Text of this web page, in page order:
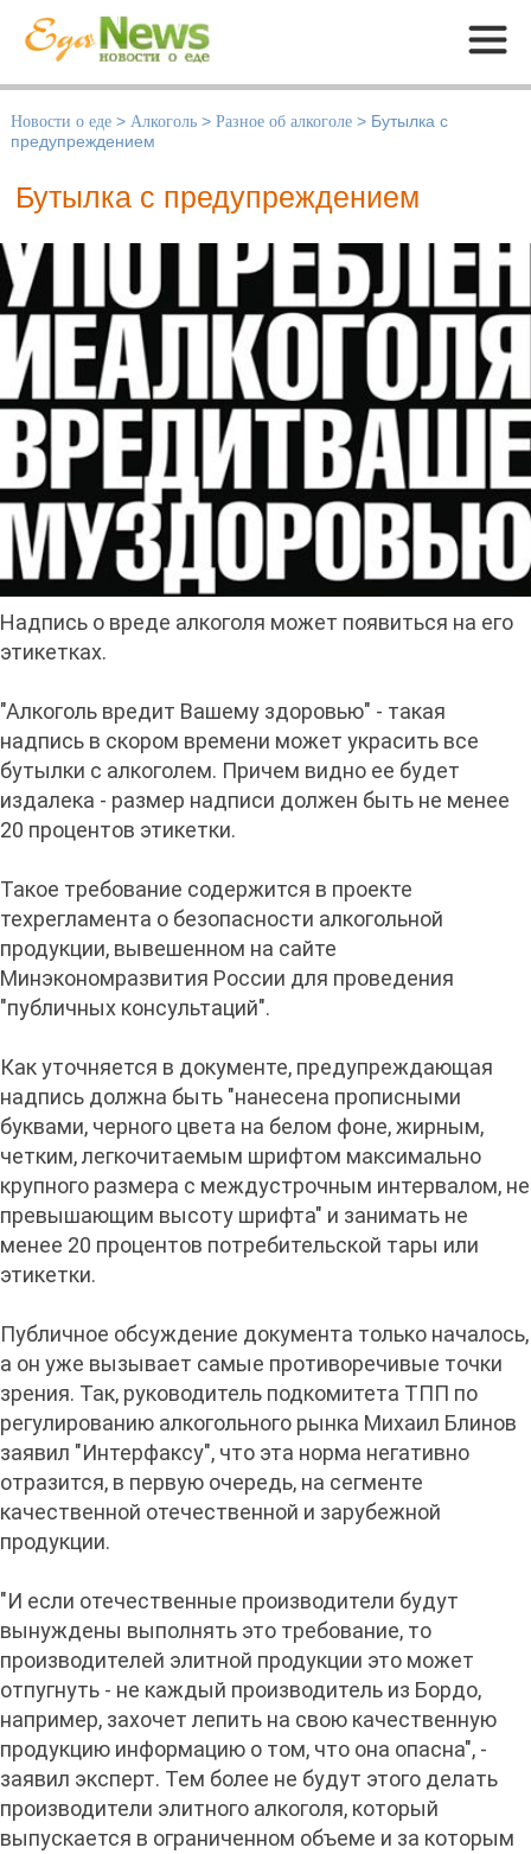
Меню
Новости о еде > Алкоголь > Разное об алкоголе > Бутылка с
предупреждением
Бутылка с предупреждением
Надпись о вреде алкоголя может появиться на его
этикетках.
"Алкоголь вредит Вашему здоровью" - такая
надпись в скором времени может украсить все
бутылки с алкоголем. Причем видно ее будет
издалека - размер надписи должен быть не менее
20 процентов этикетки.
Такое требование содержится в проекте
техрегламента о безопасности алкогольной
продукции, вывешенном на сайте
Минэкономразвития России для проведения
"публичных консультаций".
Как уточняется в документе, предупреждающая
надпись должна быть "нанесена прописными
буквами, черного цвета на белом фоне, жирным,
четким, легкочитаемым шрифтом максимально
крупного размера с междустрочным интервалом, не
превышающим высоту шрифта" и занимать не
менее 20 процентов потребительской тары или
этикетки.
Публичное обсуждение документа только началось,
а он уже вызывает самые противоречивые точки
зрения. Так, руководитель подкомитета ТПП по
регулированию алкогольного рынка Михаил Блинов
заявил "Интерфаксу", что эта норма негативно
отразится, в первую очередь, на сегменте
качественной отечественной и зарубежной
продукции.
"И если отечественные производители будут
вынуждены выполнять это требование, то
производителей элитной продукции это может
отпугнуть - не каждый производитель из Бордо,
например, захочет лепить на свою качественную
продукцию информацию о том, что она опасна", -
заявил эксперт. Тем более не будут этого делать
производители элитного алкоголя, который
выпускается в ограниченном объеме и за которым